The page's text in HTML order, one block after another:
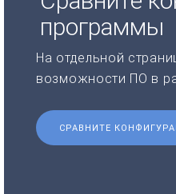
программы
На отдельной
возможности ПО в
СРАВНИТЕ